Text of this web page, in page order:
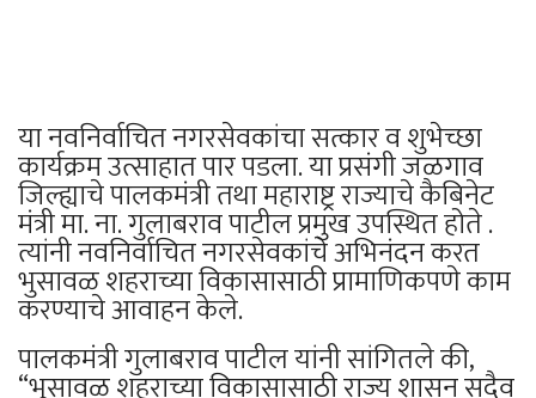
या नवनिर्वाचित नगरसेवकांचा सत्कार व शुभेच्छा
कार्यक्रम उत्साहात पार पडला. या प्रसंगी जळगाव
जिल्ह्याचे पालकमंत्री तथा महाराष्ट्र राज्याचे कैबिनेट
मंत्री मा. ना. गुलाबराव पाटील प्रमुख उपस्थित होते .
त्यांनी नवनिर्वाचित नगरसेवकांचे अभिनंदन करत
भुसावळ शहराच्या विकासासाठी प्रामाणिकपणे काम
करण्याचे आवाहन केले.
पालकमंत्री गुलाबराव पाटील यांनी सांगितले की,
“भुसावळ शहराच्या विकासासाठी राज्य शासन सदैव